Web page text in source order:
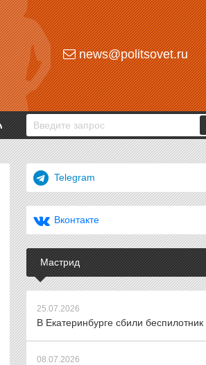
news@politsovet.ru
Telegram
Вконтакте
Мастрид
25.07.2026
В Екатеринбурге сбили беспилотник
08.07.2026